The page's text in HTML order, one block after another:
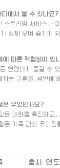
디에서 볼 수 있나요?
스트리밍 서비스나
함께 모여 즐기기
에 따른 적합성이 있
연령대가 즐길 수
는 교훈을, 성인에
은 무엇인가요?
은 대화를 촉진하고,
은 가족 간의 유대감
출시 연도